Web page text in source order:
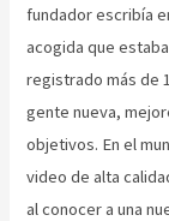
fundador escribía
acogida que
registrado más de
gente nueva,
objetivos. En el
video de alta
al conocer a una